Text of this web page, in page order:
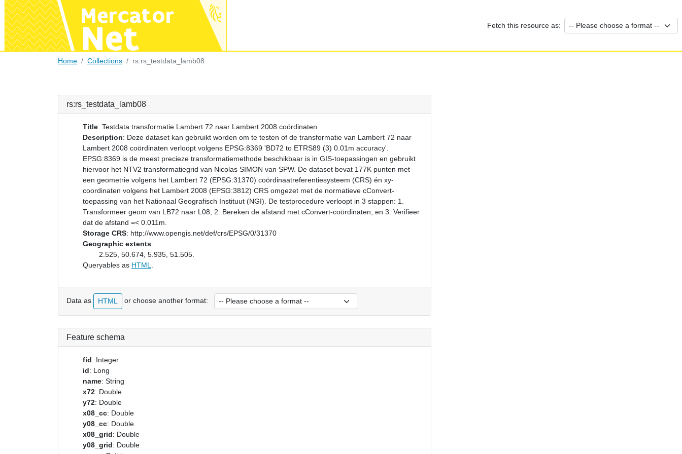
Fetch this resource as:
Home Collections rs:rs_testdata_lamb08
rs:rs_testdata_lamb08
Title: Testdata transformatie Lambert 72 naar Lambert 2008 coördinaten
Description: Deze dataset kan gebruikt worden om te testen of de transformatie van Lambert 72 naar
Lambert 2008 coördinaten verloopt volgens EPSG:8369 'BD72 to ETRS89 (3) 0.01m accuracy'.
EPSG:8369 is de meest precieze transformatiemethode beschikbaar is in GIS-toepassingen en gebruikt
hiervoor het NTV2 transformatiegrid van Nicolas SIMON van SPW. De dataset bevat 177K punten met
een geometrie volgens het Lambert 72 (EPSG:31370) coördinaatreferentiesysteem (CRS) én xy-
coordinaten volgens het Lambert 2008 (EPSG:3812) CRS omgezet met de normatieve cConvert-
toepassing van het Nationaal Geografisch Instituut (NGI). De testprocedure verloopt in 3 stappen: 1.
Transformeer geom van LB72 naar L08; 2. Bereken de afstand met cConvert-coördinaten; en 3. Verifieer
dat de afstand =< 0.011m.
Storage CRS: http://www.opengis.net/def/crs/EPSG/0/31370
Geographic extents:
2.525, 50.674, 5.935, 51.505.
Queryables as HTML
Data as HTML or choose another format:
Feature schema
fid: Integer
id: Long
name: String
x72: Double
y72: Double
x08_cc: Double
y08_cc: Double
x08_grid: Double
y08_grid: Double